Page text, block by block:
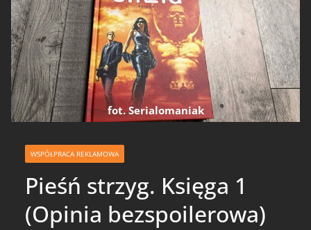
fot. Serialomaniak
WSPÓŁPRACA REKLAMOWA
Pieśń strzyg. Księga 1
(Opinia bezspoilerowa)